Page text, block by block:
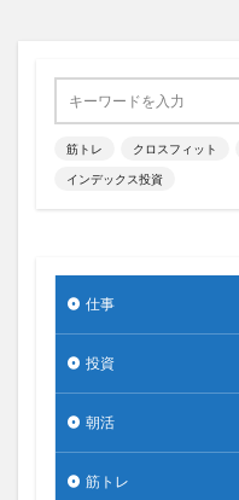
筋トレ クロスフィット
インデックス投資
仕事
投資
朝活
筋トレ